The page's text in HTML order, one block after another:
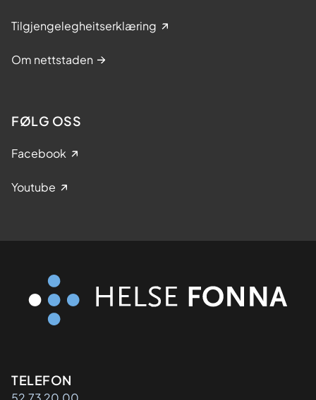
Tilgjengelegheitserklæring
Om nettstaden
FØLG OSS
Facebook
Youtube
Kontaktinformasjon
TELEFON